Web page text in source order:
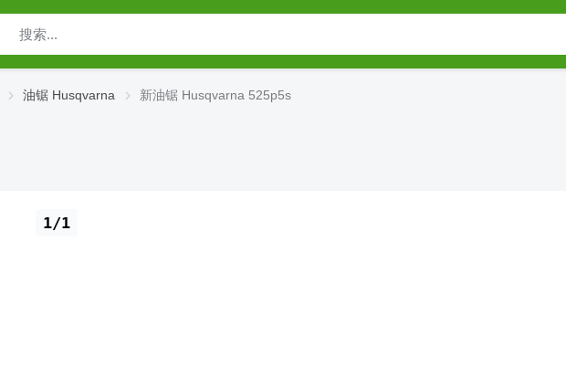
油锯 Husqvarna 新油锯 Husqvarna 525p5s
1/1